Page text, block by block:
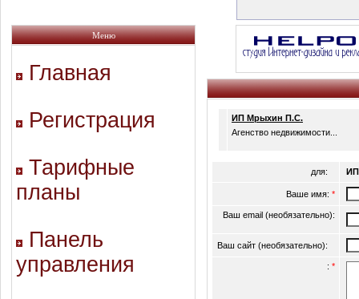
Меню
Главная
Регистрация
Тарифные
планы
Панель
управления
ИП Мрыхин П.С.
Агенство недвижимости...
для:
Ваше имя: *
Ваш email (необязательно):
Ваш сайт (необязательно):
: *